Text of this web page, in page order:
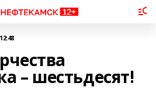
– шестьдесят!